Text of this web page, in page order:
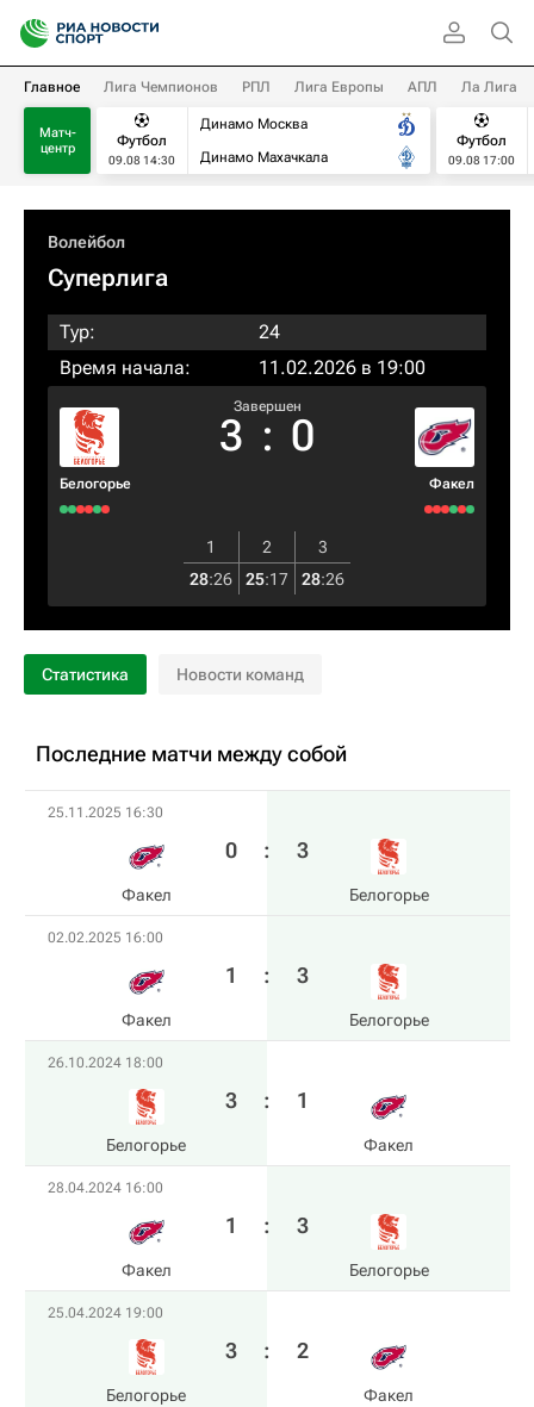
Главное Лига Чемпионов РПЛ Лига Европы АПЛ Ла Лига
Матч-
центр
Футбол
09.08 14:30
Динамо Москва
Динамо Махачкала
Футбол
09.08 17:00
Волейбол
Суперлига
Тур:
24
Время начала:
11.02.2026 в 19:00
Белогорье
Завершен
3 : 0
Факел
1 2
3
28:26 25:17 28:26
Статистика Новости команд
Последние матчи между собой
25.11.2025 16:30
Факел
0 : 3
Белогорье
02.02.2025 16:00
Факел
1 : 3
Белогорье
26.10.2024 18:00
Белогорье
3 : 1
Факел
28.04.2024 16:00
Факел
1 : 3
Белогорье
25.04.2024 19:00
Белогорье
3 : 2
Факел